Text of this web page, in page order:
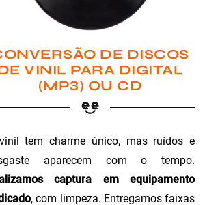
DE DISCOS
VINIL PARA DIGITAL
(MP3) OU CD
tem charme único, mas ruídos e
aparecem com o tempo.
captura em equipamento
, com limpeza. Entregamos faixas